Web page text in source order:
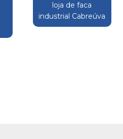
loja de faca
industrial Cabreúva